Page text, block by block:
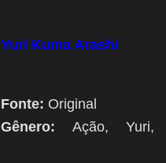
Yuri Kuma Arashi
Fonte: Original
Gênero: Ação, Yuri,